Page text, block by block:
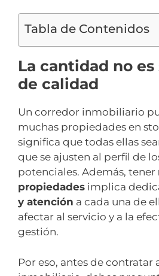
Tabla de Contenidos
La cantidad no
de calidad
Un corredor inmobiliario
muchas propiedades en
significa que todas ellas
que se ajusten al perfil de
potenciales. Además, tener
propiedades implica
y atención a cada una de
afectar al servicio y a la
gestión.
Por eso, antes de contratar